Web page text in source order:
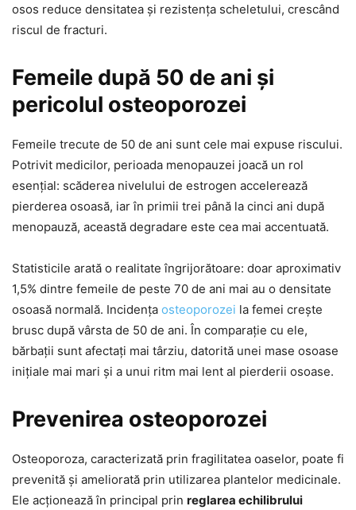
osos reduce densitatea și rezistența scheletului, crescând
riscul de fracturi.
Femeile după 50 de ani și
pericolul osteoporozei
Femeile trecute de 50 de ani sunt cele mai expuse riscului.
Potrivit medicilor, perioada menopauzei joacă un rol
esențial: scăderea nivelului de estrogen accelerează
pierderea osoasă, iar în primii trei până la cinci ani după
menopauză, această degradare este cea mai accentuată.
Statisticile arată o realitate îngrijorătoare: doar aproximativ
1,5% dintre femeile de peste 70 de ani mai au o densitate
osoasă normală. Incidența osteoporozei la femei crește
brusc după vârsta de 50 de ani. În comparație cu ele,
bărbații sunt afectați mai târziu, datorită unei mase osoase
inițiale mai mari și a unui ritm mai lent al pierderii osoase.
Prevenirea osteoporozei
Osteoporoza, caracterizată prin fragilitatea oaselor, poate fi
prevenită și ameliorată prin utilizarea plantelor medicinale.
Ele acționează în principal prin reglarea echilibrului